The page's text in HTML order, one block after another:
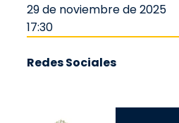
29 de noviembre de 2025
17:30
Redes Sociales